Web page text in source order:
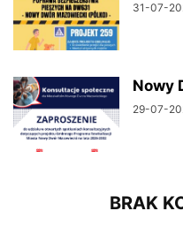
31-07-
Nowy
29-07-
BRAK